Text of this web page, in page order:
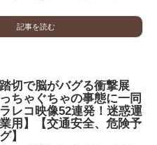
記事を読む
切で脳がバグる衝撃展
ちゃぐちゃの事態に一同
レコ映像52連発！迷惑運
用】【交通安全、危険予
】